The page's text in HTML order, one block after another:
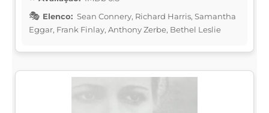
Elenco: Sean Connery, Richard Harris, Samantha
Eggar, Frank Finlay, Anthony Zerbe, Bethel Leslie